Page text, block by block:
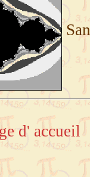
d' accueil